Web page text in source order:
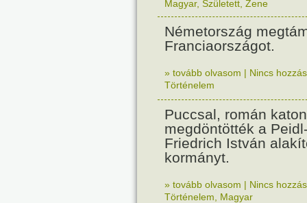
Magyar, Született Zene
Németország
Franciaországot.
» tovább olvasom | Nincs
Történelem
Puccsal, román
megdöntötték a
Friedrich István
kormányt.
» tovább olvasom | Nincs
Történelem
Magyar